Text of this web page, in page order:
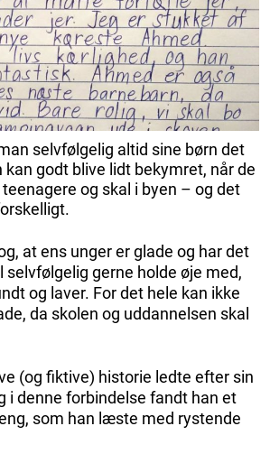
selvfølgelig altid sine børn det
godt blive lidt bekymret, når de
og skal i byen – og det
at ens unger er glade og har det
selvfølgelig gerne holde øje med,
og laver. For det hele kan ikke
da skolen og uddannelsen skal
(og fiktive) historie ledte efter sin
i denne forbindelse fandt han et
som han læste med rystende